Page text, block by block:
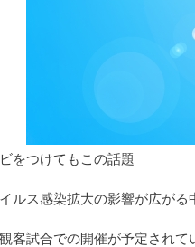
をつけてもこの話題
ルス感染拡大の影響が広が
客試合での開催が予定されて